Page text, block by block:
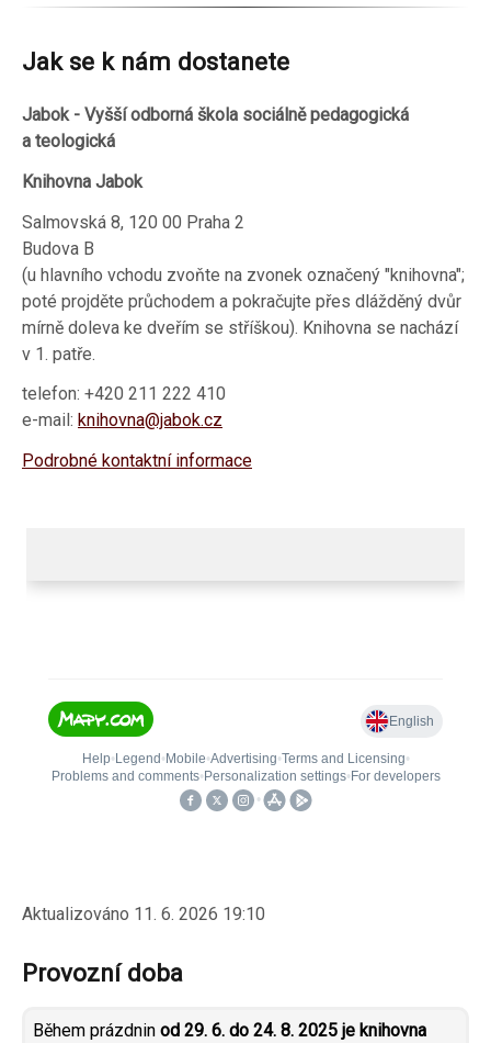
Jak se k nám dostanete
Jabok - Vyšší odborná škola sociálně pedagogická
a teologická
Knihovna Jabok
Salmovská 8, 120 00 Praha 2
Budova B
(u hlavního vchodu zvoňte na zvonek označený "knihovna";
poté projděte průchodem a pokračujte přes dlážděný dvůr
mírně doleva ke dveřím se stříškou). Knihovna se nachází
v 1. patře.
telefon: +420 211 222 410
e-mail: knihovna@jabok.cz
Podrobné kontaktní informace
Aktualizováno 11. 6. 2026 19:10
Provozní doba
Během prázdnin od 29. 6. do 24. 8. 2025 je knihovna